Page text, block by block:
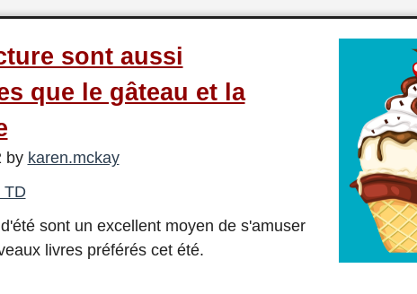
sont aussi
que le gâteau et la
by karen.mckay
TD
sont un excellent moyen de s'amuser
livres préférés cet été.